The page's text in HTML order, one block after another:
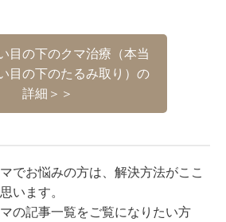
目の下のクマ治療（本当
目の下のたるみ取り）の
詳細＞＞
でお悩みの方は、解決方法がここ
います。
の記事一覧をご覧になりたい方